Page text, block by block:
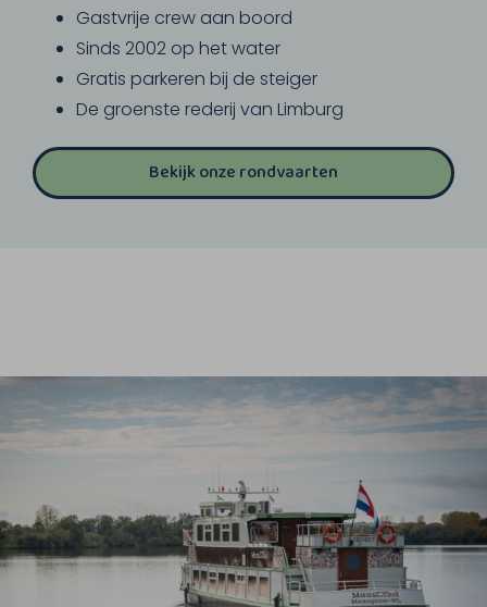
Gastvrije crew aan boord
Sinds 2002 op het water
Gratis parkeren bij de steiger
De groenste rederij van Limburg
Bekijk onze rondvaarten